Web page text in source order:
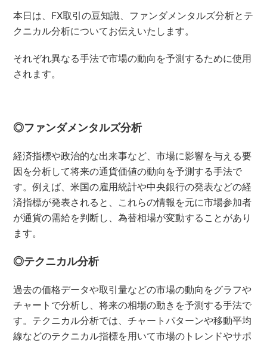
本日は、FX取引の豆知識、ファンダメンタルズ分析とテ
クニカル分析についてお伝えいたします。
それぞれ異なる手法で市場の動向を予測するために使用
されます。
◎ファンダメンタルズ分析
経済指標や政治的な出来事など、市場に影響を与える要
因を分析して将来の通貨価値の動向を予測する手法で
す。例えば、米国の雇用統計や中央銀行の発表などの経
済指標が発表されると、これらの情報を元に市場参加者
が通貨の需給を判断し、為替相場が変動することがあり
ます。
◎テクニカル分析
過去の価格データや取引量などの市場の動向をグラフや
チャートで分析し、将来の相場の動きを予測する手法で
す。テクニカル分析では、チャートパターンや移動平均
線などのテクニカル指標を用いて市場のトレンドやサポ